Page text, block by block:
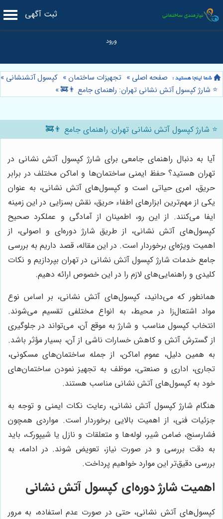
ثبت آگهی
صفحه اصلی » تجهیزات ساختمان » کپسول آتشنشانی »
⭐️ شارژ کپسول آتش نشانی تهران: راهنمای جامع 👨‍🚒»
⭐️ شارژ کپسول آتش نشانی تهران: راهنمای جامع 👨‍🚒
آیا به دنبال راهنمای جامعی برای شارژ کپسول آتش نشانی در
تهران هستید؟ حفظ ایمنی ساختمان‌ها و اماکن مختلف در برابر
حریق، امری حیاتی است و کپسول‌های آتش نشانی، به عنوان
یکی از مهم‌ترین ابزارهای اطفاء حریق، نقش بسزایی در این زمینه
ایفا می‌کنند. از این رو، اطمینان از آمادگی و عملکرد صحیح
کپسول‌های آتش نشانی، از طریق شارژ دوره‌ای و اصولی، از
اهمیت ویژه‌ای برخوردار است. در این مقاله، قصد داریم به بررسی
جامع خدمات شارژ کپسول آتش نشانی در تهران بپردازیم و نکات
کلیدی و راهنمایی‌های لازم را در این خصوص ارائه دهیم.
همانطور که می‌دانید، کپسول‌های آتش نشانی، بر اساس نوع
مواد اشتعال‌زا در محیط، به انواع مختلفی تقسیم می‌شوند.
انتخاب کپسول مناسب و شارژ به موقع آن، می‌تواند در جلوگیری
از گسترش آتش و کاهش خسارات ناشی از آن، بسیار مؤثر باشد.
به همین دلیل، عموم اماکن، از جمله ساختمان‌های مسکونی،
تجاری، اداری و صنعتی، موظف به تجهیز نمودن ساختمان‌های
خود به کپسول‌های آتش نشانی مناسب هستند.
هنگام شارژ کپسول آتش نشانی، رعایت نکات ایمنی و توجه به
جزئیات فنی، از اهمیت بالایی برخوردار است. مواردی همچون
فشارسنج، ضامن شیر، لوله‌ها و متعلقات و نازل یا شیپورک، باید
به دقت بررسی و در صورت نیاز، تعویض شوند. در ادامه، به
بررسی دقیق‌تر این موارد خواهیم پرداخت.
اهمیت شارژ دوره‌ای کپسول آتش نشانی
کپسول‌های آتش نشانی، حتی در صورت عدم استفاده، به مرور